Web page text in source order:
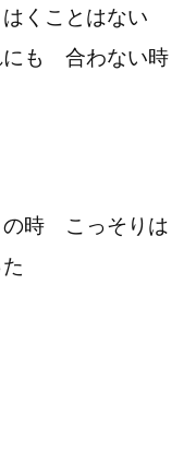
くことはない
も 合わない時
時 こっそりは